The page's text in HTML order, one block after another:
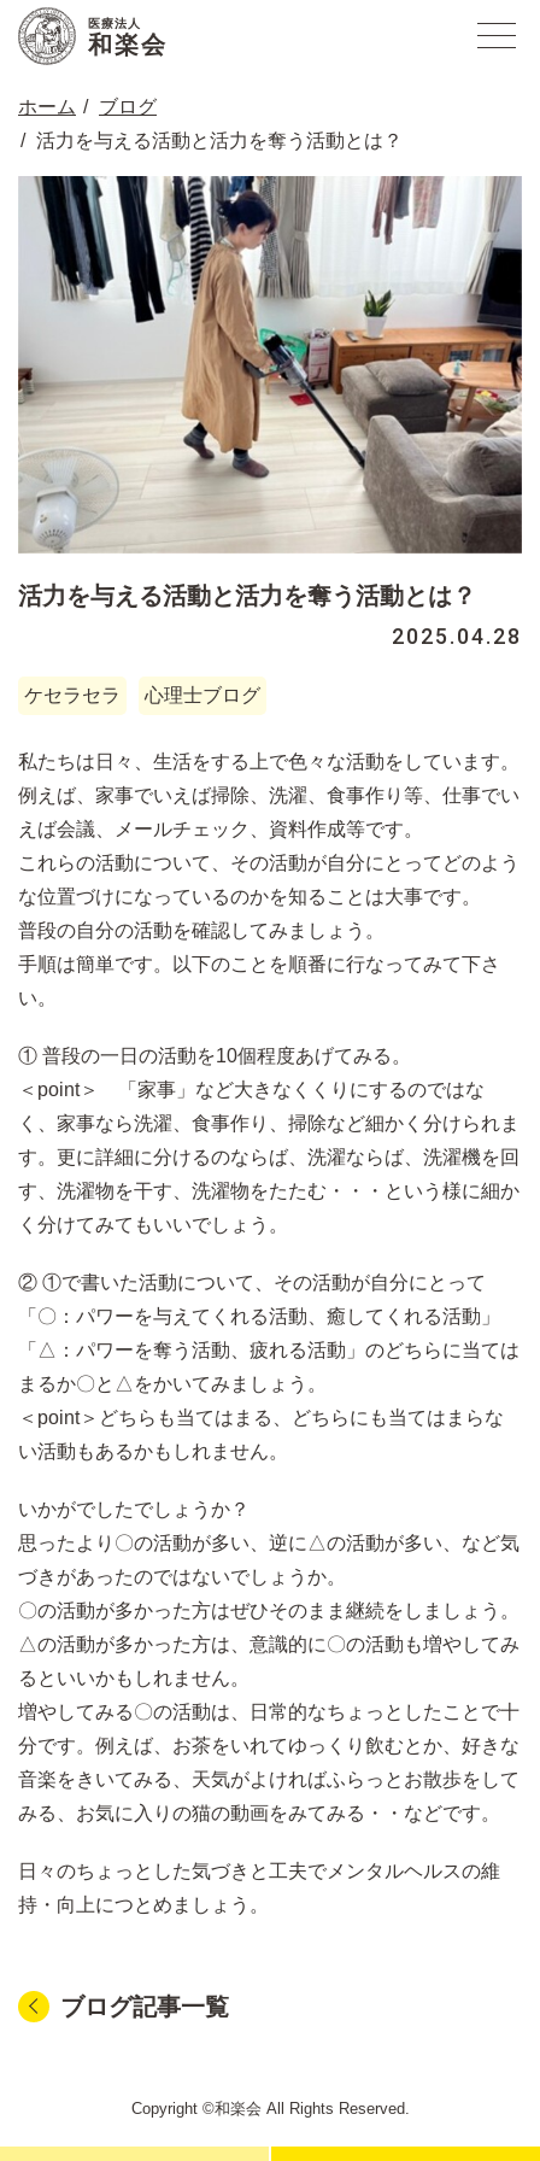
医療法人
和楽会
ホーム
ブログ
活力を与える活動と活力を奪う活動とは？
活力を与える活動と活力を奪う活動とは？
2025.04.28
ケセラセラ 心理士ブログ
私たちは日々、生活をする上で色々な活動をしています。
例えば、家事でいえば掃除、洗濯、食事作り等、仕事でい
えば会議、メールチェック、資料作成等です。
これらの活動について、その活動が自分にとってどのよう
な位置づけになっているのかを知ることは大事です。
普段の自分の活動を確認してみましょう。
手順は簡単です。以下のことを順番に行なってみて下さ
い。
① 普段の一日の活動を10個程度あげてみる。
＜point＞ 「家事」など大きなくくりにするのではな
く、家事なら洗濯、食事作り、掃除など細かく分けられま
す。更に詳細に分けるのならば、洗濯ならば、洗濯機を回
す、洗濯物を干す、洗濯物をたたむ・・・という様に細か
く分けてみてもいいでしょう。
② ①で書いた活動について、その活動が自分にとって
「〇：パワーを与えてくれる活動、癒してくれる活動」
「△：パワーを奪う活動、疲れる活動」のどちらに当ては
まるか〇と△をかいてみましょう。
＜point＞どちらも当てはまる、どちらにも当てはまらな
い活動もあるかもしれません。
いかがでしたでしょうか？
思ったより〇の活動が多い、逆に△の活動が多い、など気
づきがあったのではないでしょうか。
〇の活動が多かった方はぜひそのまま継続をしましょう。
△の活動が多かった方は、意識的に〇の活動も増やしてみ
るといいかもしれません。
増やしてみる〇の活動は、日常的なちょっとしたことで十
分です。例えば、お茶をいれてゆっくり飲むとか、好きな
音楽をきいてみる、天気がよければふらっとお散歩をして
みる、お気に入りの猫の動画をみてみる・・などです。
日々のちょっとした気づきと工夫でメンタルヘルスの維
持・向上につとめましょう。
ブログ記事一覧
Copyright ©和楽会 All Rights Reserved.